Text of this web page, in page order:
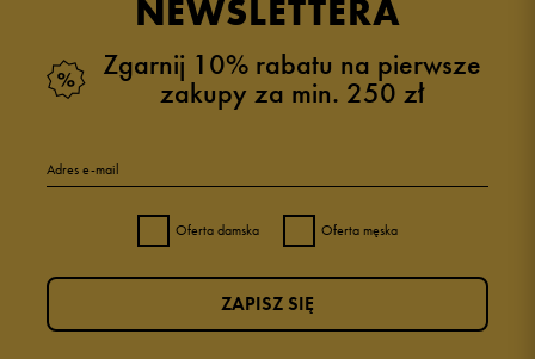
NEWSLETTERA
Zgarnij 10% rabatu na pierwsze
zakupy za min. 250 zł
Adres e-mail
Oferta damska Oferta męska
ZAPISZ SIĘ